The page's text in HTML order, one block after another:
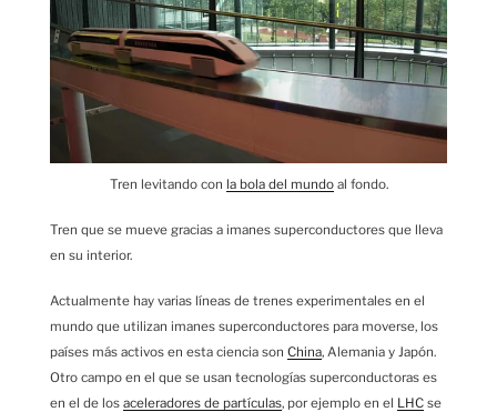
Tren levitando con la bola del mundoal fondo.
Tren que se mueve gracias a imanes superconductores que lleva
en su interior.
Actualmente hay varias líneas de trenes experimentales en el
mundo que utilizan imanes superconductores para moverse, los
países más activos en esta ciencia son China, Alemania y Japón.
Otro campo en el que se usan tecnologías superconductoras es
en el de los aceleradores de partículas, por ejemplo en el LHC se